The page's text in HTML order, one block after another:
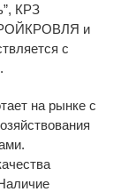
КРЗ
и
с
на рынке с